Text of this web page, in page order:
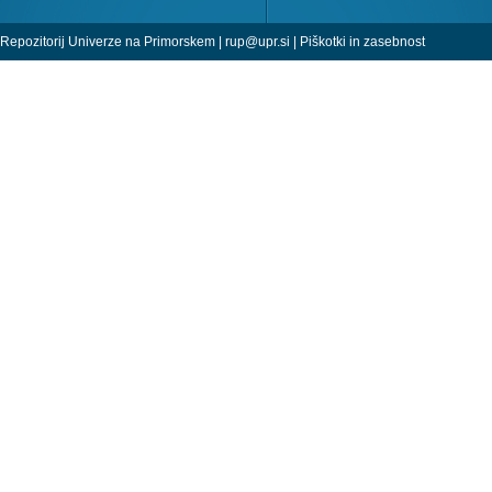
Repozitorij Univerze na Primorskem | rup@upr.si | Piškotki in zasebnost